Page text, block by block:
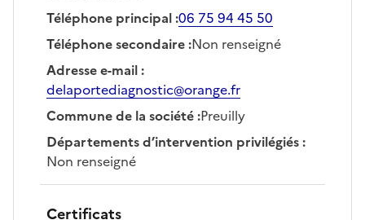
Téléphone principal:06 75 94 45 50
Téléphone secondaire:Non renseigné
Adresse e-mail:
delaportediagnostic@orange.fr
Commune de la société:Preuilly
Départements d’intervention privilégiés:
Non renseigné
Certificats